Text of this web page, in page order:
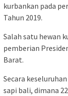
kurbankan pada
Tahun 2019.
Salah satu hewan
pemberian
Barat.
Secara
sapi bali, dimana